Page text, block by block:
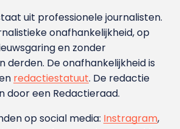
uit professionele journalisten.
onafhankelijkheid, op
en zonder
derden. De onafhankelijkheid is
redactiestatuut. De redactie
door een Redactieraad.
op social media: Instragram,